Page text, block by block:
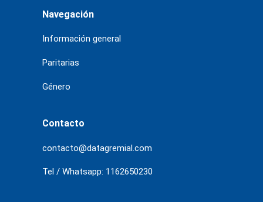
Navegación
Información general
Paritarias
Género
Contacto
contacto@datagremial.com
Tel / Whatsapp: 1162650230